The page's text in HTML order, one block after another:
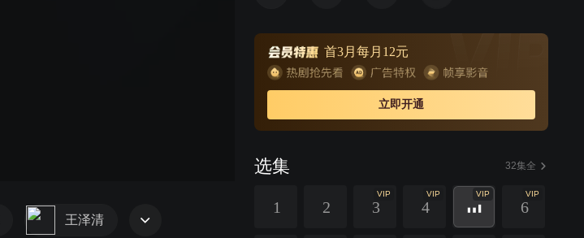
首3月每月12元
立即开通
选集 32集全
1 2
VIP
3
VIP
4
VIP VIP
6
王泽清